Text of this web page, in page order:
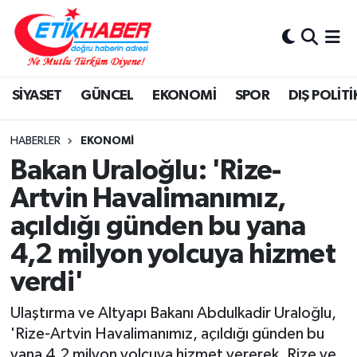
SİYASET GÜNCEL EKONOMİ SPOR DIŞ
HABERLER EKONOMİ
Bakan Uraloğlu: 'Rize-
Artvin Havalimanımız,
açıldığı günden bu yana
4,2 milyon yolcuya hizmet
verdi'
Ulaştırma ve Altyapı Bakanı Abdulkadir Uraloğlu,
'Rize-Artvin Havalimanımız, açıldığı günden bu
BİLİM-TEKNOLOJİ
DIŞ POLİTİKA
DÜNYA
EĞİTİM GENÇLİK
EKONOMİ
KÖŞE YAZILARI
KÜLTÜR-SANAT-MAGAZİN
Nöbetçi Eczaneler
Hava Durumu
İstanbul Namaz Vakitleri
Trafik Durumu
Süper Lig Puan Durumu ve Fikstür
Tüm Manşetler
Son Dakika Haberleri